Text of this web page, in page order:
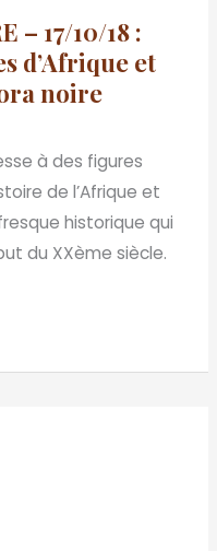
– 17/10/18 :
d’Afrique et
noire
à des figures
de l’Afrique et
historique qui
du XXème siècle.